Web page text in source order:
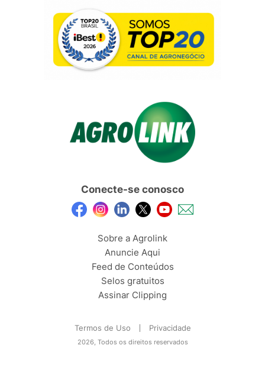
Conecte-se conosco
Sobre a Agrolink
Anuncie Aqui
Feed de Conteúdos
Selos gratuitos
Assinar Clipping
Termos de Uso Privacidade
2026, Todos os direitos reservados